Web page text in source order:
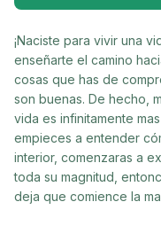
¡Naciste para vivir una
enseñarte el camino
cosas que has de
son buenas. De hecho,
vida es infinitamente
empieces a entender
interior, comenzaras a
toda su magnitud,
deja que comience la